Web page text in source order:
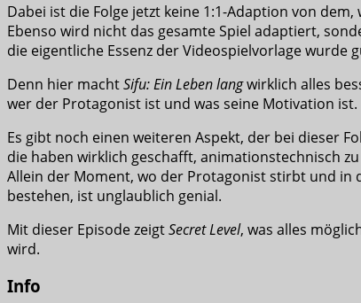
Dabei ist die Folge jetzt keine 1:1-Adaption von
Ebenso wird nicht das gesamte Spiel adaptiert,
die eigentliche Essenz der Videospielvorlage wurde
Denn hier machtSifu: Ein Leben langwirklich alles
wer der Protagonist ist und was seine Motivation
Es gibt noch einen weiteren Aspekt, der bei dieser
die haben wirklich geschafft, animationstechnisch
Allein der Moment, wo der Protagonist stirbt und in
bestehen, ist unglaublich genial.
Mit dieser Episode zeigtSecret Level, was alles
wird.
Info